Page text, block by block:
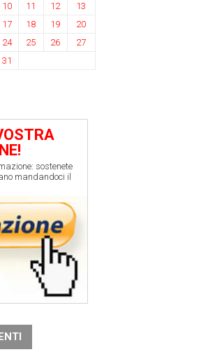
10 11 12
13
17 18 19
20
24 25 26
27
31
sostenete
mandandoci il